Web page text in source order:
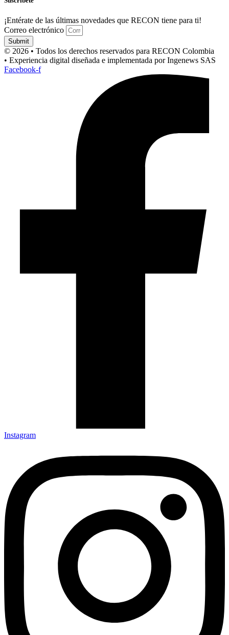
¡Entérate de las últimas novedades que RECON tiene para ti!
Correo electrónico
Submit
© 2026 • Todos los derechos reservados para RECON Colombia
• Experiencia digital diseñada e implementada por Ingenews SAS
Facebook-f
Instagram